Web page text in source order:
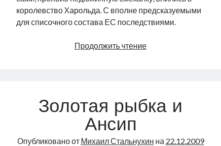
королевство Харольда. С вполне предсказуемыми
для списочного состава ЕС последствиями.
Продолжить чтениеЗолотая
Золотая рыбка и
Ансип
Опубликовано от Михаил Стальнухин на 22.12.2009